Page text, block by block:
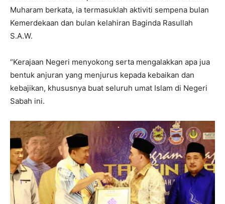
Muharam berkata, ia termasuklah aktiviti sempena bulan
Kemerdekaan dan bulan kelahiran Baginda Rasullah
S.A.W.
“Kerajaan Negeri menyokong serta mengalakkan apa jua
bentuk anjuran yang menjurus kepada kebaikan dan
kebajikan, khususnya buat seluruh umat Islam di Negeri
Sabah ini.